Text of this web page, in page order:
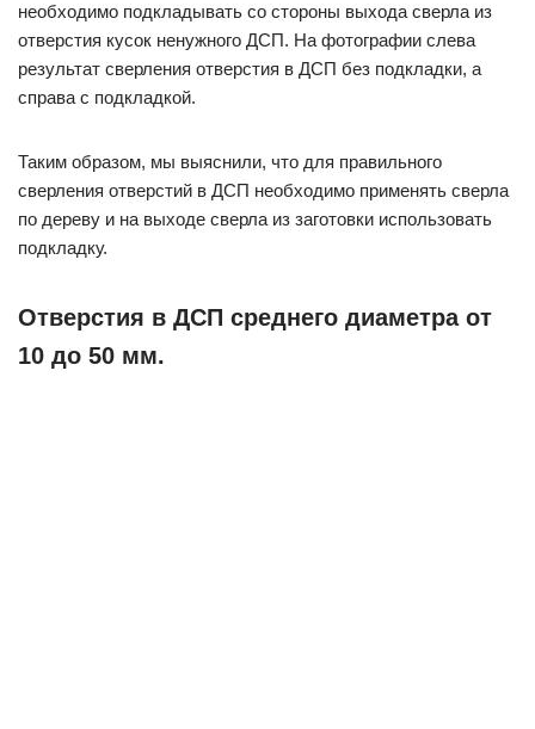
необходимо подкладывать со стороны выхода сверла из
отверстия кусок ненужного ДСП. На фотографии слева
результат сверления отверстия в ДСП без подкладки, а
справа с подкладкой.
Таким образом, мы выяснили, что для правильного
сверления отверстий в ДСП необходимо применять сверла
по дереву и на выходе сверла из заготовки использовать
подкладку.
Отверстия в ДСП среднего диаметра от
10 до 50 мм.